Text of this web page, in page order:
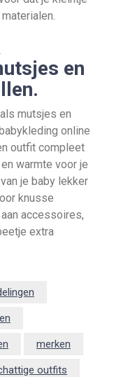
en
mutsjes en
online
outfit compleet
warmte voor je
je baby lekker
knusse
accessoires,
extra
merken
outfits